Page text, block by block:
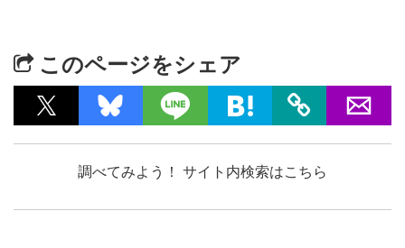
このページをシェア
調べてみよう！ サイト内検索はこちら